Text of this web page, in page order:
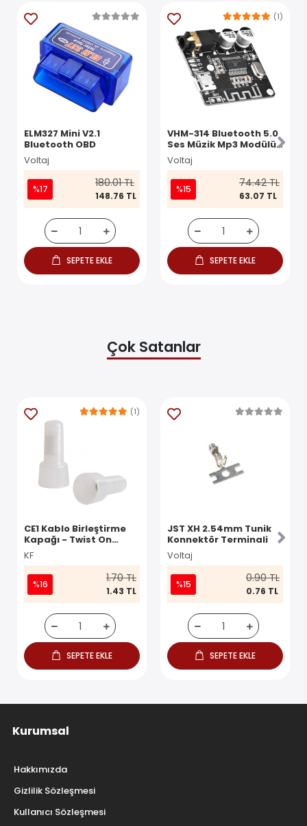
ELM327 Mini V2.1
Bluetooth OBD
Voltaj
%17 180.01 TL
148.76 TL
SEPETE EKLE
VHM-314 Bluetooth 5.0
Ses Müzik Mp3 Modülü
Devre Kartı
Voltaj
(1)
%15 74.42 TL
63.07 TL
SEPETE EKLE
Çok Satanlar
CE1 Kablo Birleştirme
Kapağı - Twist On
Konnektör
KF
(1)
%16 1.70 TL
1.43 TL
SEPETE EKLE
JST XH 2.54mm Tunik
Konnektör Terminali
Voltaj
%15 0.90 TL
0.76 TL
SEPETE EKLE
Kurumsal
Hakkımızda
Gizlilik Sözleşmesi
Kullanıcı Sözleşmesi